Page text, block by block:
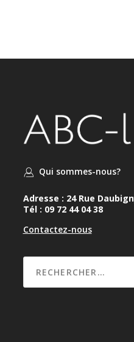
Qui sommes-nous?
Adresse : 24 Rue
Tél : 09 72 44 04 38
Contactez-nous